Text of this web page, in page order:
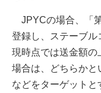
JPYCの場合、「
登録し、ステーブル
現時点では送金額
場合は、どちらかと
などをターゲット